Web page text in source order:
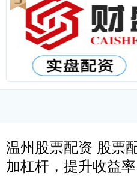
温州股票配资 股票
加杠杆，提升收益率